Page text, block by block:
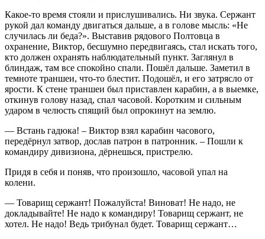
Какое-то время стояли и прислушивались. Ни звука. Сержант
рукой дал команду двигаться дальше, а в голове мысль: «Не
случилась ли беда?». Выставив рядового Полтовца в
охранение, Виктор, бесшумно передвигаясь, стал искать того,
кто должен охранять наблюдательный пункт. Заглянул в
блиндаж, там все спокойно спали. Пошёл дальше. Заметил в
темноте траншеи, что-то блестит. Подошёл, и его затрясло от
ярости. К стене траншеи был приставлен карабин, а в выемке,
откинув голову назад, спал часовой. Коротким и сильным
ударом в челюсть спящий был опрокинут на землю.
— Встань гадюка! – Виктор взял карабин часового,
передёрнул затвор, дослав патрон в патронник. – Пошли к
командиру дивизиона, дёрнешься, пристрелю.
Придя в себя и поняв, что произошло, часовой упал на
колени.
— Товарищ сержант! Пожалуйста! Виноват! Не надо, не
докладывайте! Не надо к командиру! Товарищ сержант, не
хотел. Не надо! Ведь трибунал будет. Товарищ сержант…